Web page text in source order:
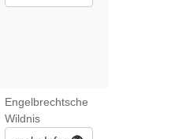
Engelbrechtsche
Wildnis